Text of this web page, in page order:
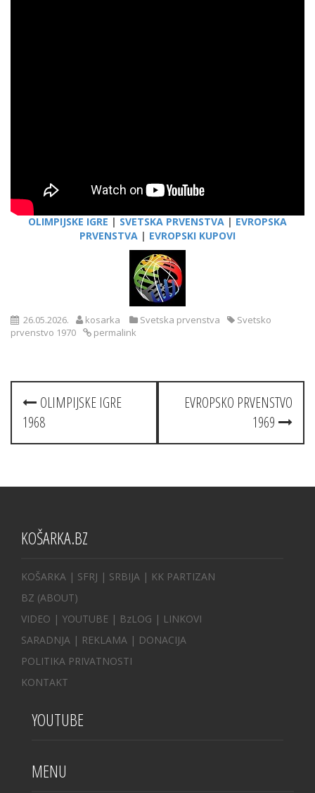
OLIMPIJSKE IGRE | SVETSKA PRVENSTVA | EVROPSKA
PRVENSTVA | EVROPSKI KUPOVI
26.05.2026. kosarka Svetska prvenstva
Svetsko
prvenstvo 1970
permalink
Post
navigation
OLIMPIJSKE IGRE
1968
EVROPSKO PRVENSTVO
1969
KOŠARKA.BZ
KOŠARKA | SFRJ | SRBIJA | KK PARTIZAN
BZ (ABOUT)
VIDEO | YOUTUBE | BzLOG | LINKOVI
SARADNJA | REKLAMA | DONACIJA
POLITIKA PRIVATNOSTI
KONTAKT
YOUTUBE
MENU